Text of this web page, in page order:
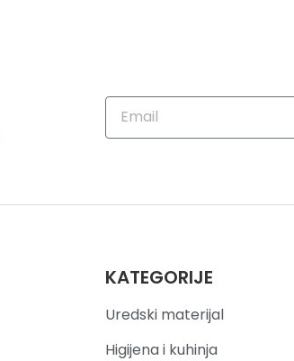
KATEGORIJE
Uredski materijal
Higijena i kuhinja